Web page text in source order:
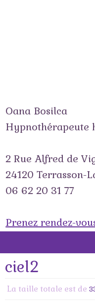
Oana Bosilca
Hypnothérapeute
2 Rue Alfred de
24120 Terrasson-
06 62 20 31 77
Prenez rendez-
ciel2
La taille totale est de